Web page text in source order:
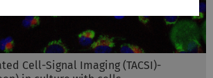
Cell-Signal Imaging (TACSI)-